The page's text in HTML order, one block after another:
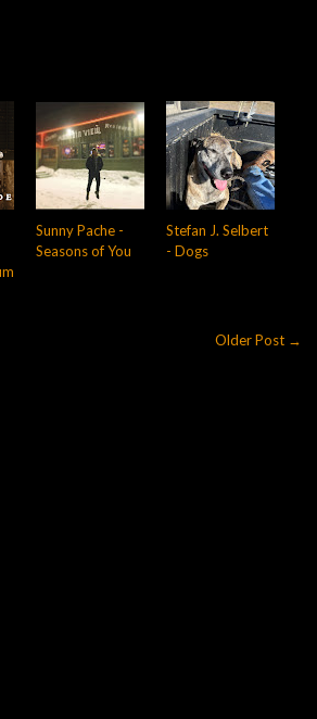
Sunny Pache -
Seasons of You
Stefan J. Selbert
- Dogs
Older Post →